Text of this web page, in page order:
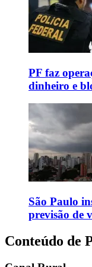
PF faz
dinheiro e
São Paulo
previsão de
Conteúdo de